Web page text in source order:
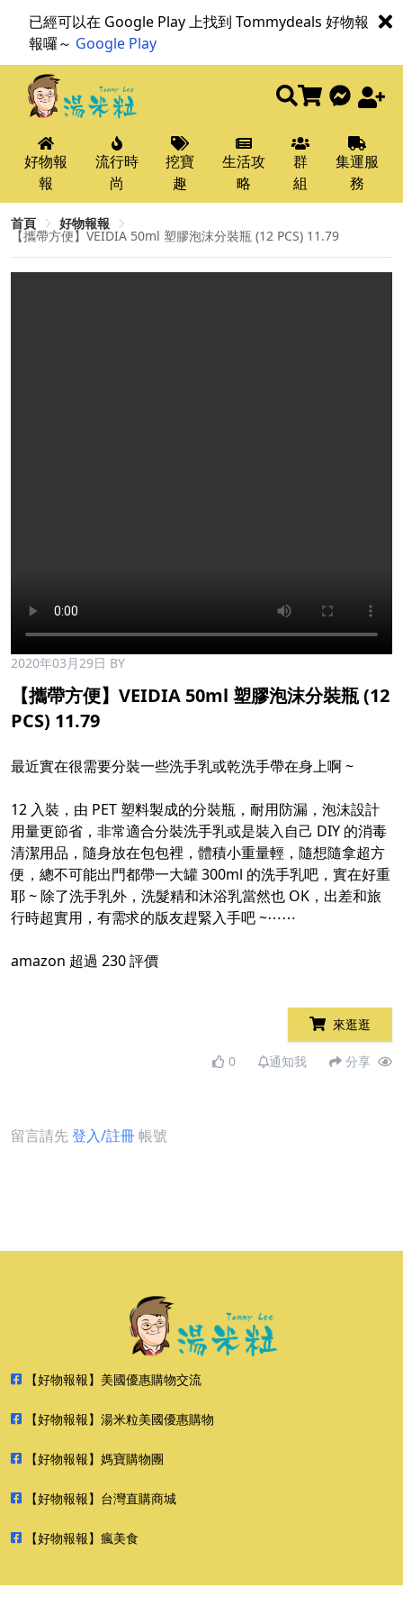
已經可以在 Google Play 上找到 Tommydeals 好物報
報囉～ Google Play
好物報
報
流行時
尚
挖寶
趣
生活攻
略
群
組
集運服
務
首頁 好物報報
【攜帶方便】VEIDIA 50ml 塑膠泡沫分裝瓶 (12 PCS) 11.79
2020年03月29日 BY
【攜帶方便】VEIDIA 50ml 塑膠泡沫分裝瓶 (12
PCS) 11.79
最近實在很需要分裝一些洗手乳或乾洗手帶在身上啊 ~
12 入裝，由 PET 塑料製成的分裝瓶，耐用防漏，泡沫設計
用量更節省，非常適合分裝洗手乳或是裝入自己 DIY 的消毒
清潔用品，隨身放在包包裡，體積小重量輕，隨想隨拿超方
便，總不可能出門都帶一大罐 300ml 的洗手乳吧，實在好重
耶 ~ 除了洗手乳外，洗髮精和沐浴乳當然也 OK，出差和旅
行時超實用，有需求的版友趕緊入手吧 ~⋯⋯
amazon 超過 230 評價
來逛逛
0 通知我 分享
留言請先登入/註冊帳號
【好物報報】美國優惠購物交流
【好物報報】湯米粒美國優惠購物
【好物報報】媽寶購物團
【好物報報】台灣直購商城
【好物報報】瘋美食